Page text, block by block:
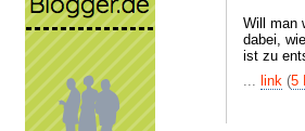
Will man
dabei,
ist zu
... link (5